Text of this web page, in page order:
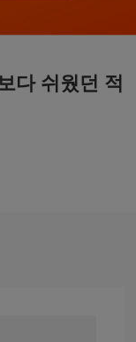
다 쉬웠던 적